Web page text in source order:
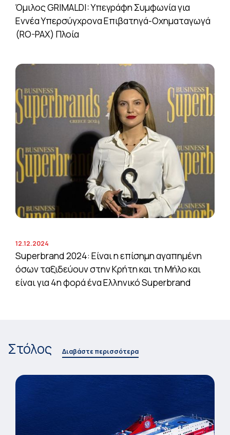
Όμιλος GRIMALDI: Υπεγράφη Συμφωνία για
Εννέα Υπερσύγχρονα Επιβατηγά-Οχηματαγωγά
(RO-PAX) Πλοία
12.12.2024
Superbrand 2024: Είναι η επίσημη αγαπημένη
όσων ταξιδεύουν στην Κρήτη και τη Μήλο και
είναι για 4η φορά ένα Ελληνικό Superbrand
Στόλος Διαβάστε περισσότερα